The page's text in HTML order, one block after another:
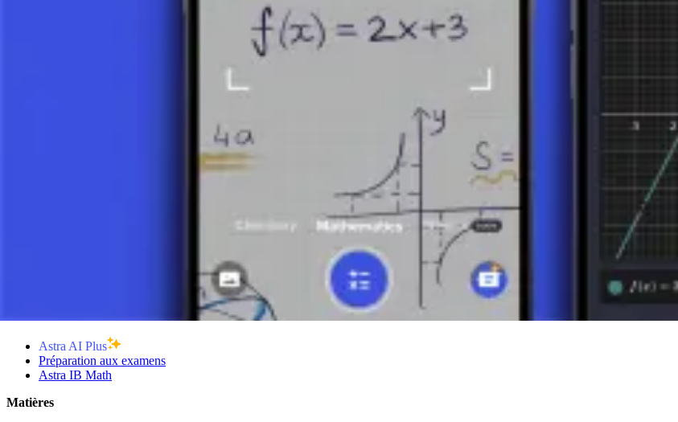
Graphique d'une Fonction Rationnelle - Explication
Astra AI Plus
Préparation aux examens
Astra IB Math
Matières